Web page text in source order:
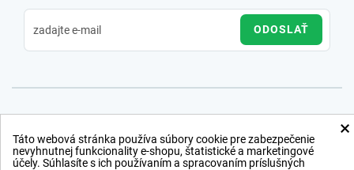
ODOSLAŤ
×
Táto webová stránka používa súbory cookie pre zabezpečenie
nevyhnutnej funkcionality e-shopu, štatistické a marketingové
účely. Súhlasíte s ich používaním a spracovaním príslušných